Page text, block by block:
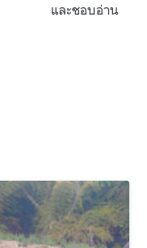
ชาติ และชอบอ่าน